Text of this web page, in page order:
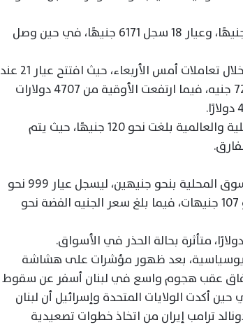
وأضاف أن سعر جرام الذهب عيار 24 بلغ نحو 8229 جنيهًا، وعيار 18 سجل 6171 جنيهًا، في حين وصل
وأشار إلى أن أسعار الذهب شهدت تذبذبًا ملحوظًا خلال تعاملات أمس الأربعاء، حيث افتتح عيار 21 عند
7200 جنيه، وارتفع إلى 7250 جنيهًا وأغلق عند 7200 جنيه، فيما ارتفعت الأوقية من 4707 دولارات
وأوضح التقرير أن الفجوة السعرية بين السوق المحلية والعالمية بلغت نحو 120 جنيهًا، حيث يتم
وعلى صعيد الفضة، تراجع سعر جرام الفضة في السوق المحلية بنحو جنيهين، ليسجل عيار 999 نحو
133 جنيهًا، وعيار 925 نحو 123 جنيهًا، وعيار 800 نحو 107 جنيهات، فيما بلغ سعر الجنيه الفضة نحو
بعد ظهور مؤشرات على هشاشة
عقب هجوم واسع في لبنان أسفر عن سقوط
أكدت الولايات المتحدة وإسرائيل أن لبنان
ترامب إيران من اتخاذ خطوات تصعيدية